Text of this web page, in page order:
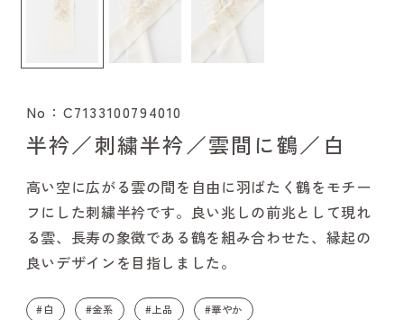
No：C7133100794010
半衿／刺繍半衿／雲間に鶴／白
高い空に広がる雲の間を自由に羽ばたく鶴をモチー
フにした刺繍半衿です。良い兆しの前兆として現れ
る雲、長寿の象徴である鶴を組み合わせた、縁起の
良いデザインを目指しました。
#白 #金系 #上品 #華やか